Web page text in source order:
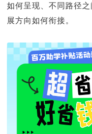
如何呈现、不同路径
展方向如何衔接。